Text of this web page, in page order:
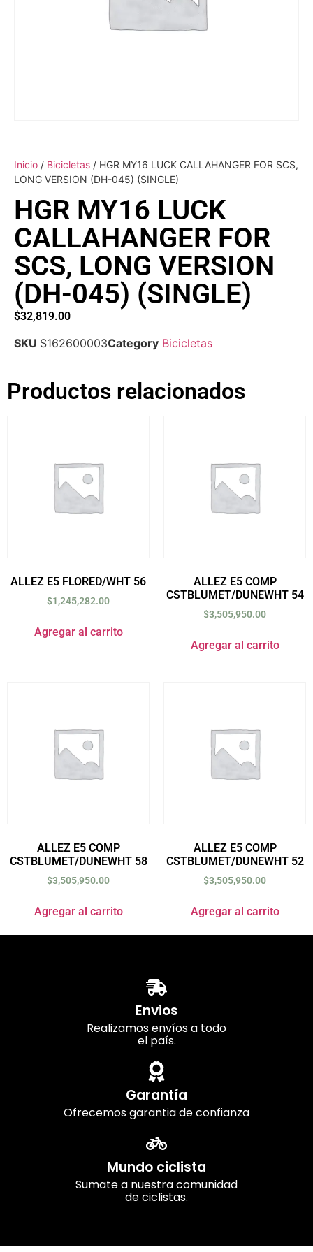
Inicio / Bicicletas / HGR MY16 LUCK CALLAHANGER FOR SCS,
LONG VERSION (DH-045) (SINGLE)
HGR MY16 LUCK
CALLAHANGER FOR
SCS, LONG VERSION
(DH-045) (SINGLE)
$32,819.00
SKU S162600003Category Bicicletas
Productos relacionados
ALLEZ E5 FLORED/WHT 56
$1,245,282.00
Agregar al carrito
ALLEZ E5 COMP
CSTBLUMET/DUNEWHT 54
$3,505,950.00
Agregar al carrito
ALLEZ E5 COMP
CSTBLUMET/DUNEWHT 58
$3,505,950.00
Agregar al carrito
ALLEZ E5 COMP
CSTBLUMET/DUNEWHT 52
$3,505,950.00
Agregar al carrito
Envios
Realizamos envíos a todo
el país.
Garantía
Ofrecemos garantia de confianza
Mundo ciclista
Sumate a nuestra comunidad
de ciclistas.